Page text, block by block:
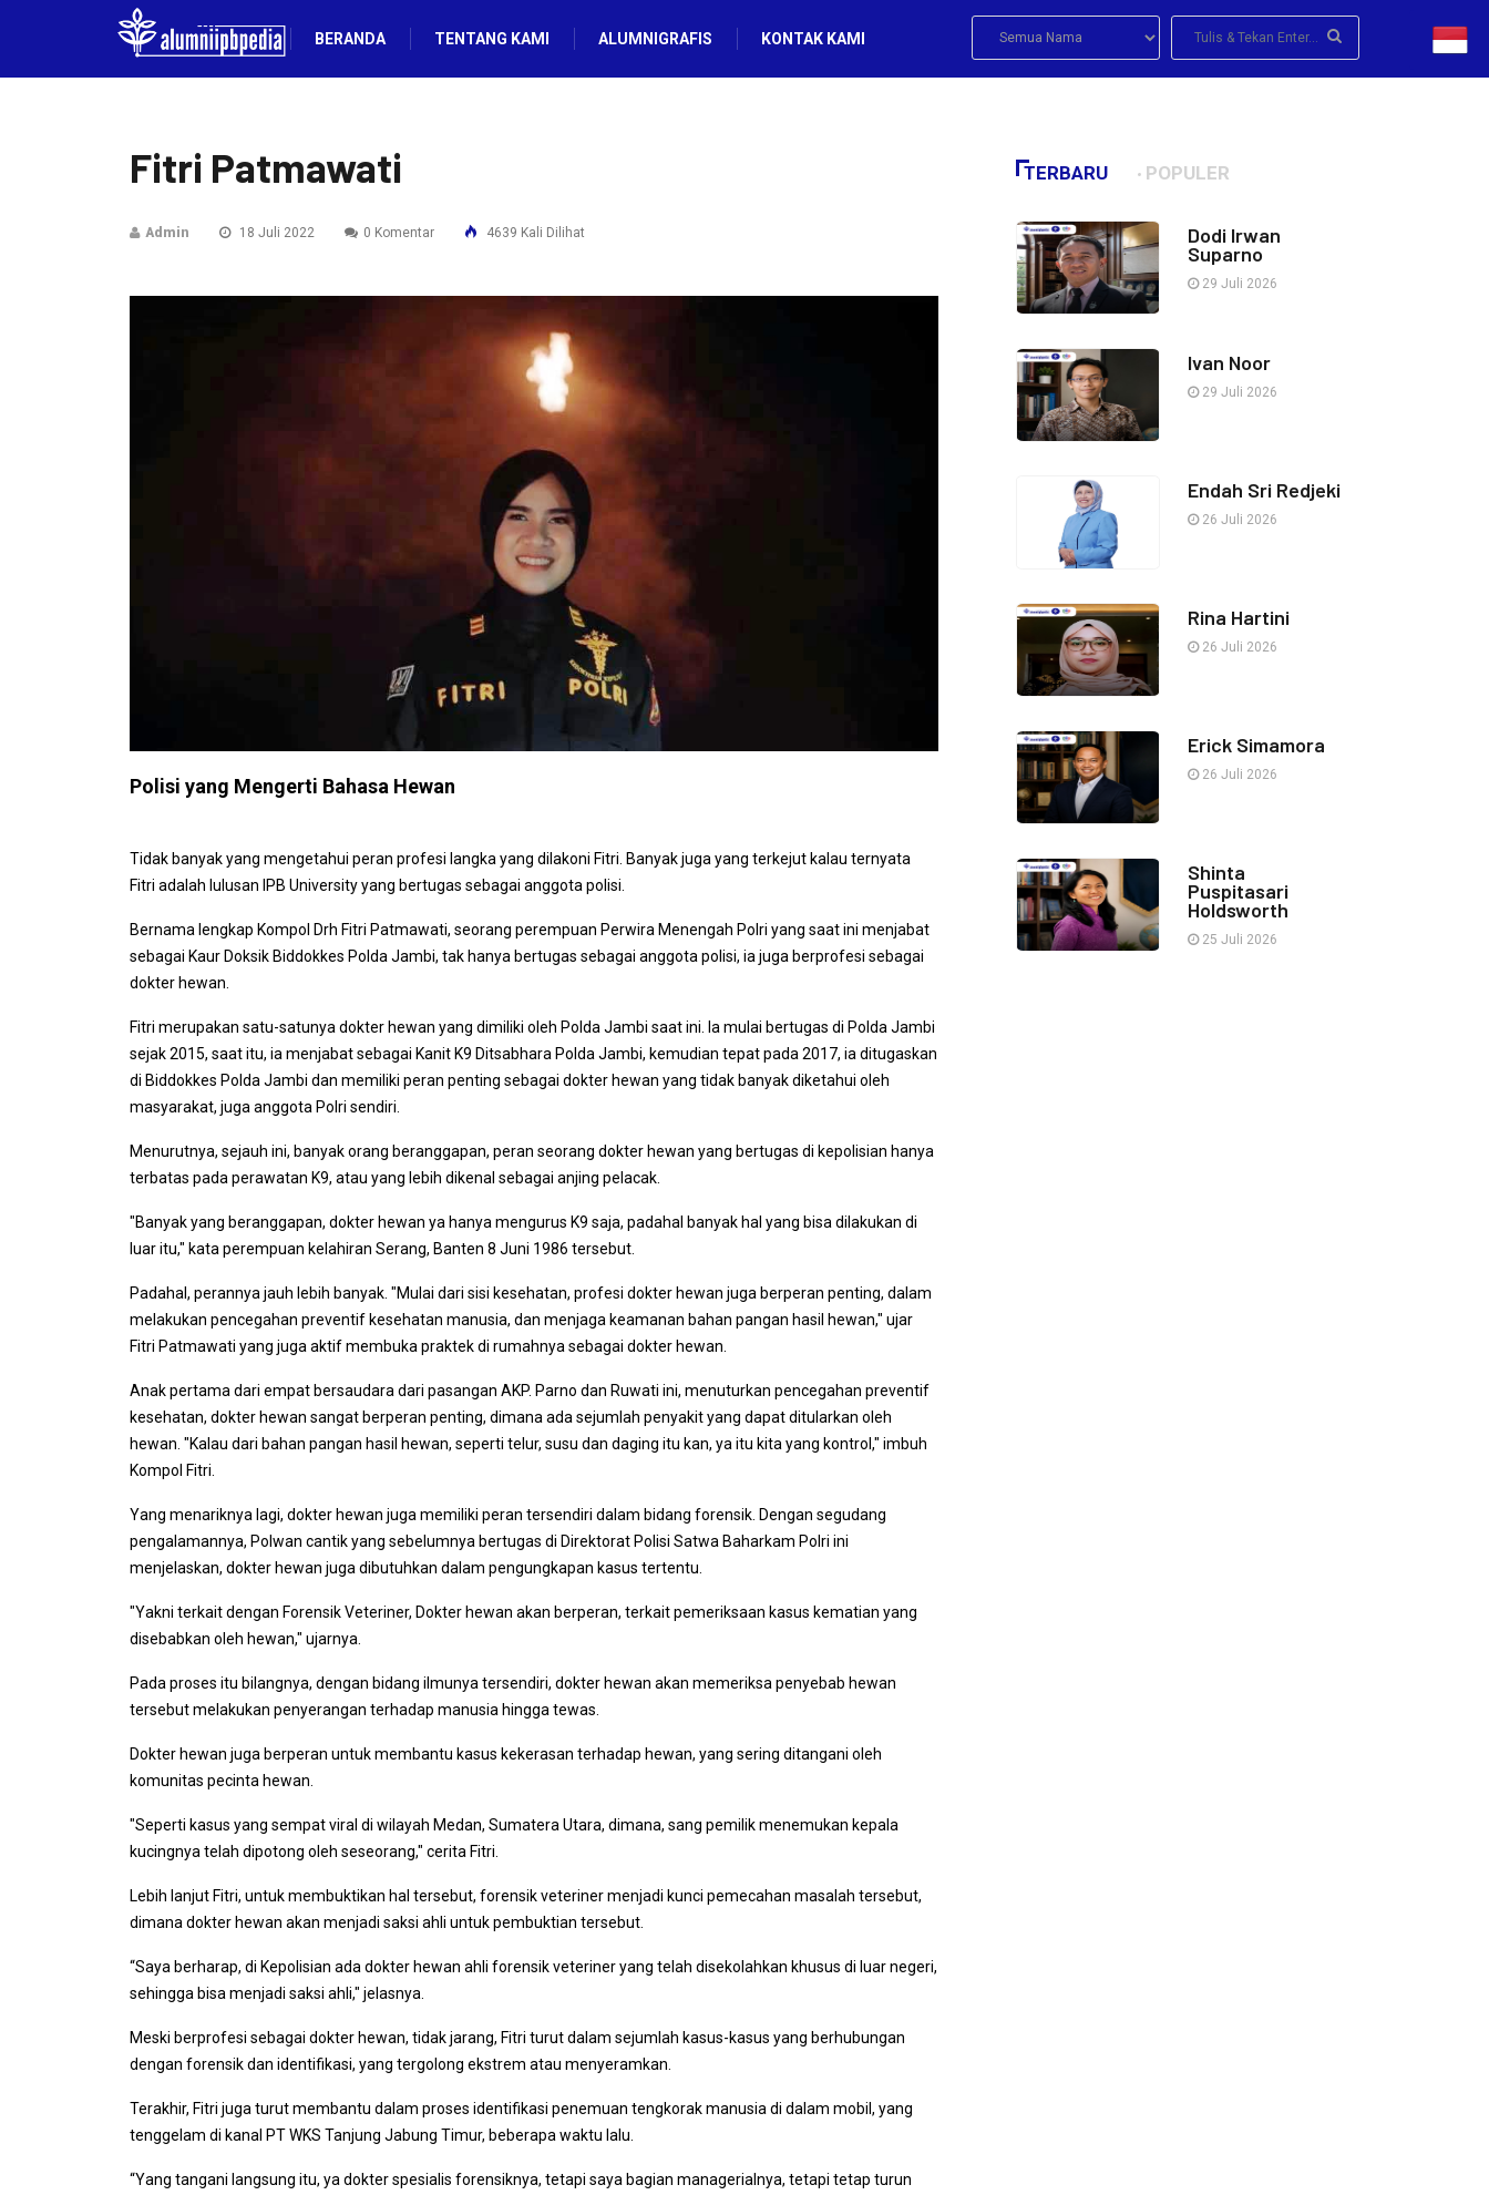
BERANDA TENTANG KAMI ALUMNIGRAFIS KONTAK KAMI
Fitri Patmawati
Admin 18 Juli 2022 0 Komentar 4639 Kali Dilihat
Polisi yang Mengerti Bahasa Hewan
Tidak banyak yang mengetahui peran profesi langka yang dilakoni Fitri. Banyak juga yang terkejut kalau ternyata
Fitri adalah lulusan IPB University yang bertugas sebagai anggota polisi.
Bernama lengkap Kompol Drh Fitri Patmawati, seorang perempuan Perwira Menengah Polri yang saat ini menjabat
sebagai Kaur Doksik Biddokkes Polda Jambi, tak hanya bertugas sebagai anggota polisi, ia juga berprofesi sebagai
dokter hewan.
Fitri merupakan satu-satunya dokter hewan yang dimiliki oleh Polda Jambi saat ini. Ia mulai bertugas di Polda Jambi
sejak 2015, saat itu, ia menjabat sebagai Kanit K9 Ditsabhara Polda Jambi, kemudian tepat pada 2017, ia ditugaskan
di Biddokkes Polda Jambi dan memiliki peran penting sebagai dokter hewan yang tidak banyak diketahui oleh
masyarakat, juga anggota Polri sendiri.
Menurutnya, sejauh ini, banyak orang beranggapan, peran seorang dokter hewan yang bertugas di kepolisian hanya
terbatas pada perawatan K9, atau yang lebih dikenal sebagai anjing pelacak.
"Banyak yang beranggapan, dokter hewan ya hanya mengurus K9 saja, padahal banyak hal yang bisa dilakukan di
luar itu," kata perempuan kelahiran Serang, Banten 8 Juni 1986 tersebut.
Padahal, perannya jauh lebih banyak. "Mulai dari sisi kesehatan, profesi dokter hewan juga berperan penting, dalam
melakukan pencegahan preventif kesehatan manusia, dan menjaga keamanan bahan pangan hasil hewan," ujar
Fitri Patmawati yang juga aktif membuka praktek di rumahnya sebagai dokter hewan.
Anak pertama dari empat bersaudara dari pasangan AKP. Parno dan Ruwati ini, menuturkan pencegahan preventif
kesehatan, dokter hewan sangat berperan penting, dimana ada sejumlah penyakit yang dapat ditularkan oleh
hewan. "Kalau dari bahan pangan hasil hewan, seperti telur, susu dan daging itu kan, ya itu kita yang kontrol," imbuh
Kompol Fitri.
Yang menariknya lagi, dokter hewan juga memiliki peran tersendiri dalam bidang forensik. Dengan segudang
pengalamannya, Polwan cantik yang sebelumnya bertugas di Direktorat Polisi Satwa Baharkam Polri ini
menjelaskan, dokter hewan juga dibutuhkan dalam pengungkapan kasus tertentu.
"Yakni terkait dengan Forensik Veteriner, Dokter hewan akan berperan, terkait pemeriksaan kasus kematian yang
disebabkan oleh hewan," ujarnya.
Pada proses itu bilangnya, dengan bidang ilmunya tersendiri, dokter hewan akan memeriksa penyebab hewan
tersebut melakukan penyerangan terhadap manusia hingga tewas.
Dokter hewan juga berperan untuk membantu kasus kekerasan terhadap hewan, yang sering ditangani oleh
komunitas pecinta hewan.
"Seperti kasus yang sempat viral di wilayah Medan, Sumatera Utara, dimana, sang pemilik menemukan kepala
kucingnya telah dipotong oleh seseorang," cerita Fitri.
Lebih lanjut Fitri, untuk membuktikan hal tersebut, forensik veteriner menjadi kunci pemecahan masalah tersebut,
dimana dokter hewan akan menjadi saksi ahli untuk pembuktian tersebut.
“Saya berharap, di Kepolisian ada dokter hewan ahli forensik veteriner yang telah disekolahkan khusus di luar negeri,
sehingga bisa menjadi saksi ahli," jelasnya.
Meski berprofesi sebagai dokter hewan, tidak jarang, Fitri turut dalam sejumlah kasus-kasus yang berhubungan
dengan forensik dan identifikasi, yang tergolong ekstrem atau menyeramkan.
Terakhir, Fitri juga turut membantu dalam proses identifikasi penemuan tengkorak manusia di dalam mobil, yang
tenggelam di kanal PT WKS Tanjung Jabung Timur, beberapa waktu lalu.
“Yang tangani langsung itu, ya dokter spesialis forensiknya, tetapi saya bagian managerialnya, tetapi tetap turun
TERBARU POPULER
Dodi Irwan
Suparno
29 Juli 2026
Ivan Noor
29 Juli 2026
Endah Sri Redjeki
26 Juli 2026
Rina Hartini
26 Juli 2026
Erick Simamora
26 Juli 2026
Shinta
Puspitasari
Holdsworth
25 Juli 2026